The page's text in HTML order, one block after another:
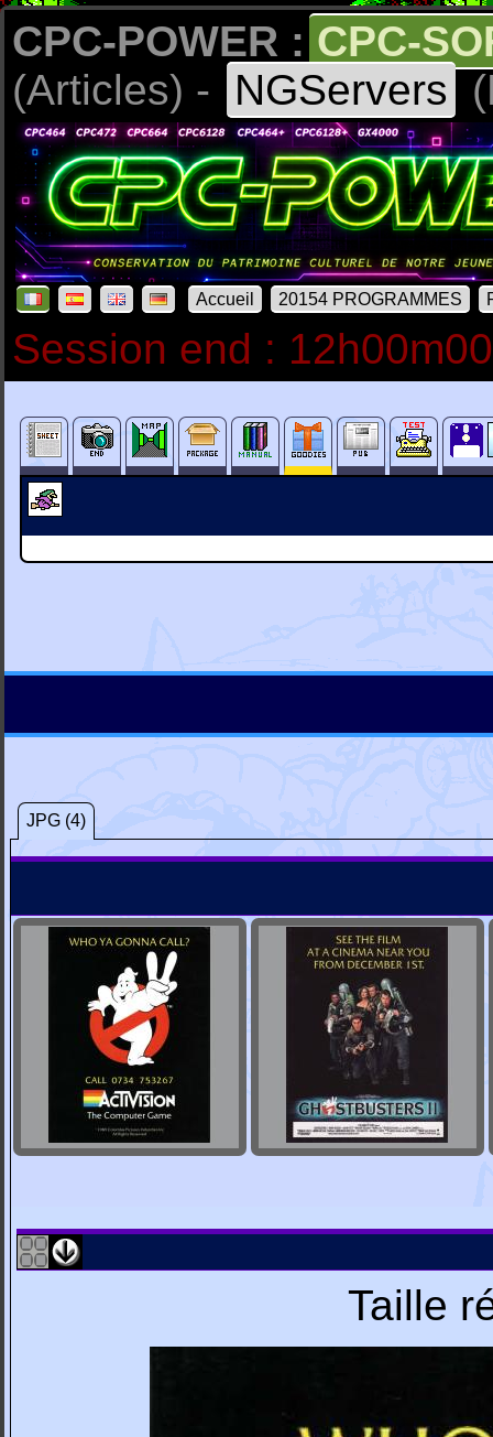
CPC-POWER : CPC-
(Articles) -
NGServers
Accueil 20154 PROGRAMMES
Session end :
JPG (4)
Taille